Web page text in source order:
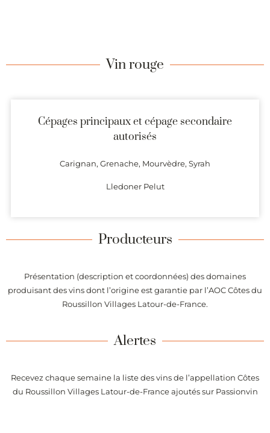
Vin rouge
Cépages principaux et cépage secondaire
autorisés
Carignan, Grenache, Mourvèdre, Syrah
Lledoner Pelut
Producteurs
Présentation (description et coordonnées) des domaines
produisant des vins dont l’origine est garantie par l’AOC Côtes du
Roussillon Villages Latour-de-France.
Alertes
Recevez chaque semaine la liste des vins de l’appellation Côtes
du Roussillon Villages Latour-de-France ajoutés sur Passionvin